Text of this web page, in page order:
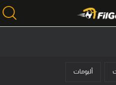
ألبومات